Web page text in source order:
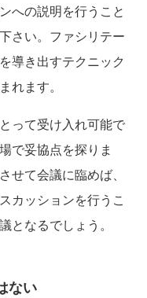
への説明を行うこと
さい。ファシリテー
導き出すテクニック
れます。
って受け入れ可能で
で妥協点を探りま
せて会議に臨めば、
カッションを行うこ
となるでしょう。
ない